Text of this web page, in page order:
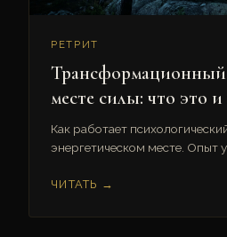
РЕТРИТ
Трансформационный
месте силы: что это и
Как работает
энергетическом месте. Опыт
ЧИТАТЬ →